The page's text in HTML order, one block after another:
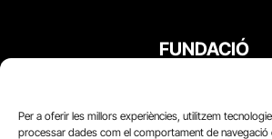
Per a oferir les millors experiències, utilitzem
processar dades com el comportament de navegació
FUNDACIÓ